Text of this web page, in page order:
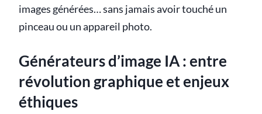
images générées… sans jamais avoir touché un
pinceau ou un appareil photo.
Générateurs d’image IA : entre
révolution graphique et enjeux
éthiques